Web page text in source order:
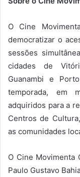
O Cine
democratizar o
sessões
cidades de
Guanambi e
temporada, em
adquiridos para a
Centros de
as comunidades
O Cine Movimenta
Paulo Gustavo